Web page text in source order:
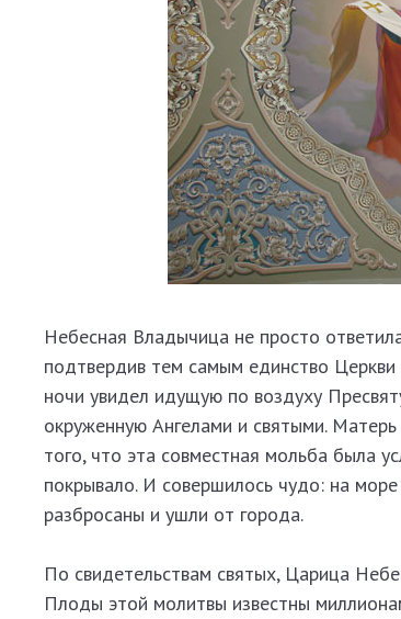
Небесная Владычица не просто
подтвердив тем самым единство
ночи увидел идущую по воздуху
окруженную Ангелами и святыми.
того, что эта совместная мольба была
покрывало. И совершилось чудо: на
разбросаны и ушли от города.
По свидетельствам святых, Царица
Плоды этой молитвы известны